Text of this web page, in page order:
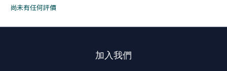
尚未有任何評價
加入我們